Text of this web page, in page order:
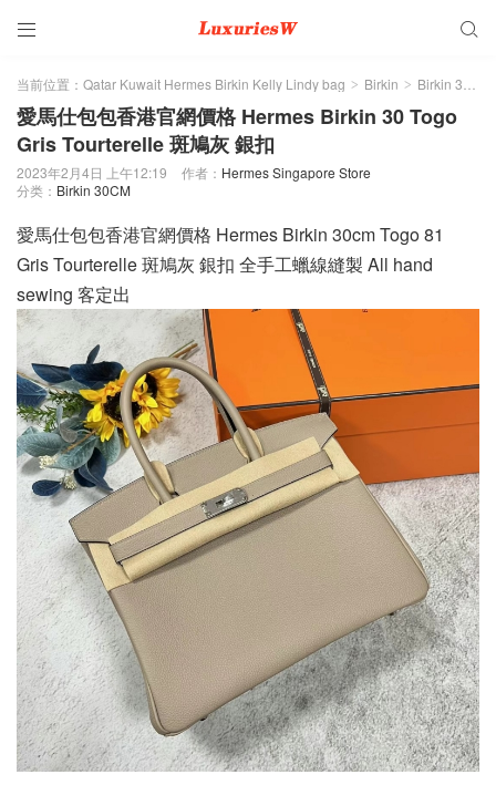
 
当前位置： Qatar Kuwait Hermes Birkin Kelly Lindy bag > Birkin > Birkin 30CM
愛馬仕包包香港官網價格 Hermes Birkin 30 Togo
Gris Tourterelle 斑鳩灰 銀扣
2023年2月4日 上午12:19 作者： Hermes Singapore Store
分类： Birkin 30CM
愛馬仕包包香港官網價格 Hermes Birkin 30cm Togo 81
Gris Tourterelle 斑鳩灰 銀扣 全手工蠟線縫製 All hand
sewing 客定出